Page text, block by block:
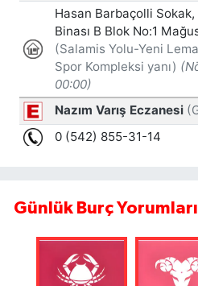
Günlük Burç Yorumları